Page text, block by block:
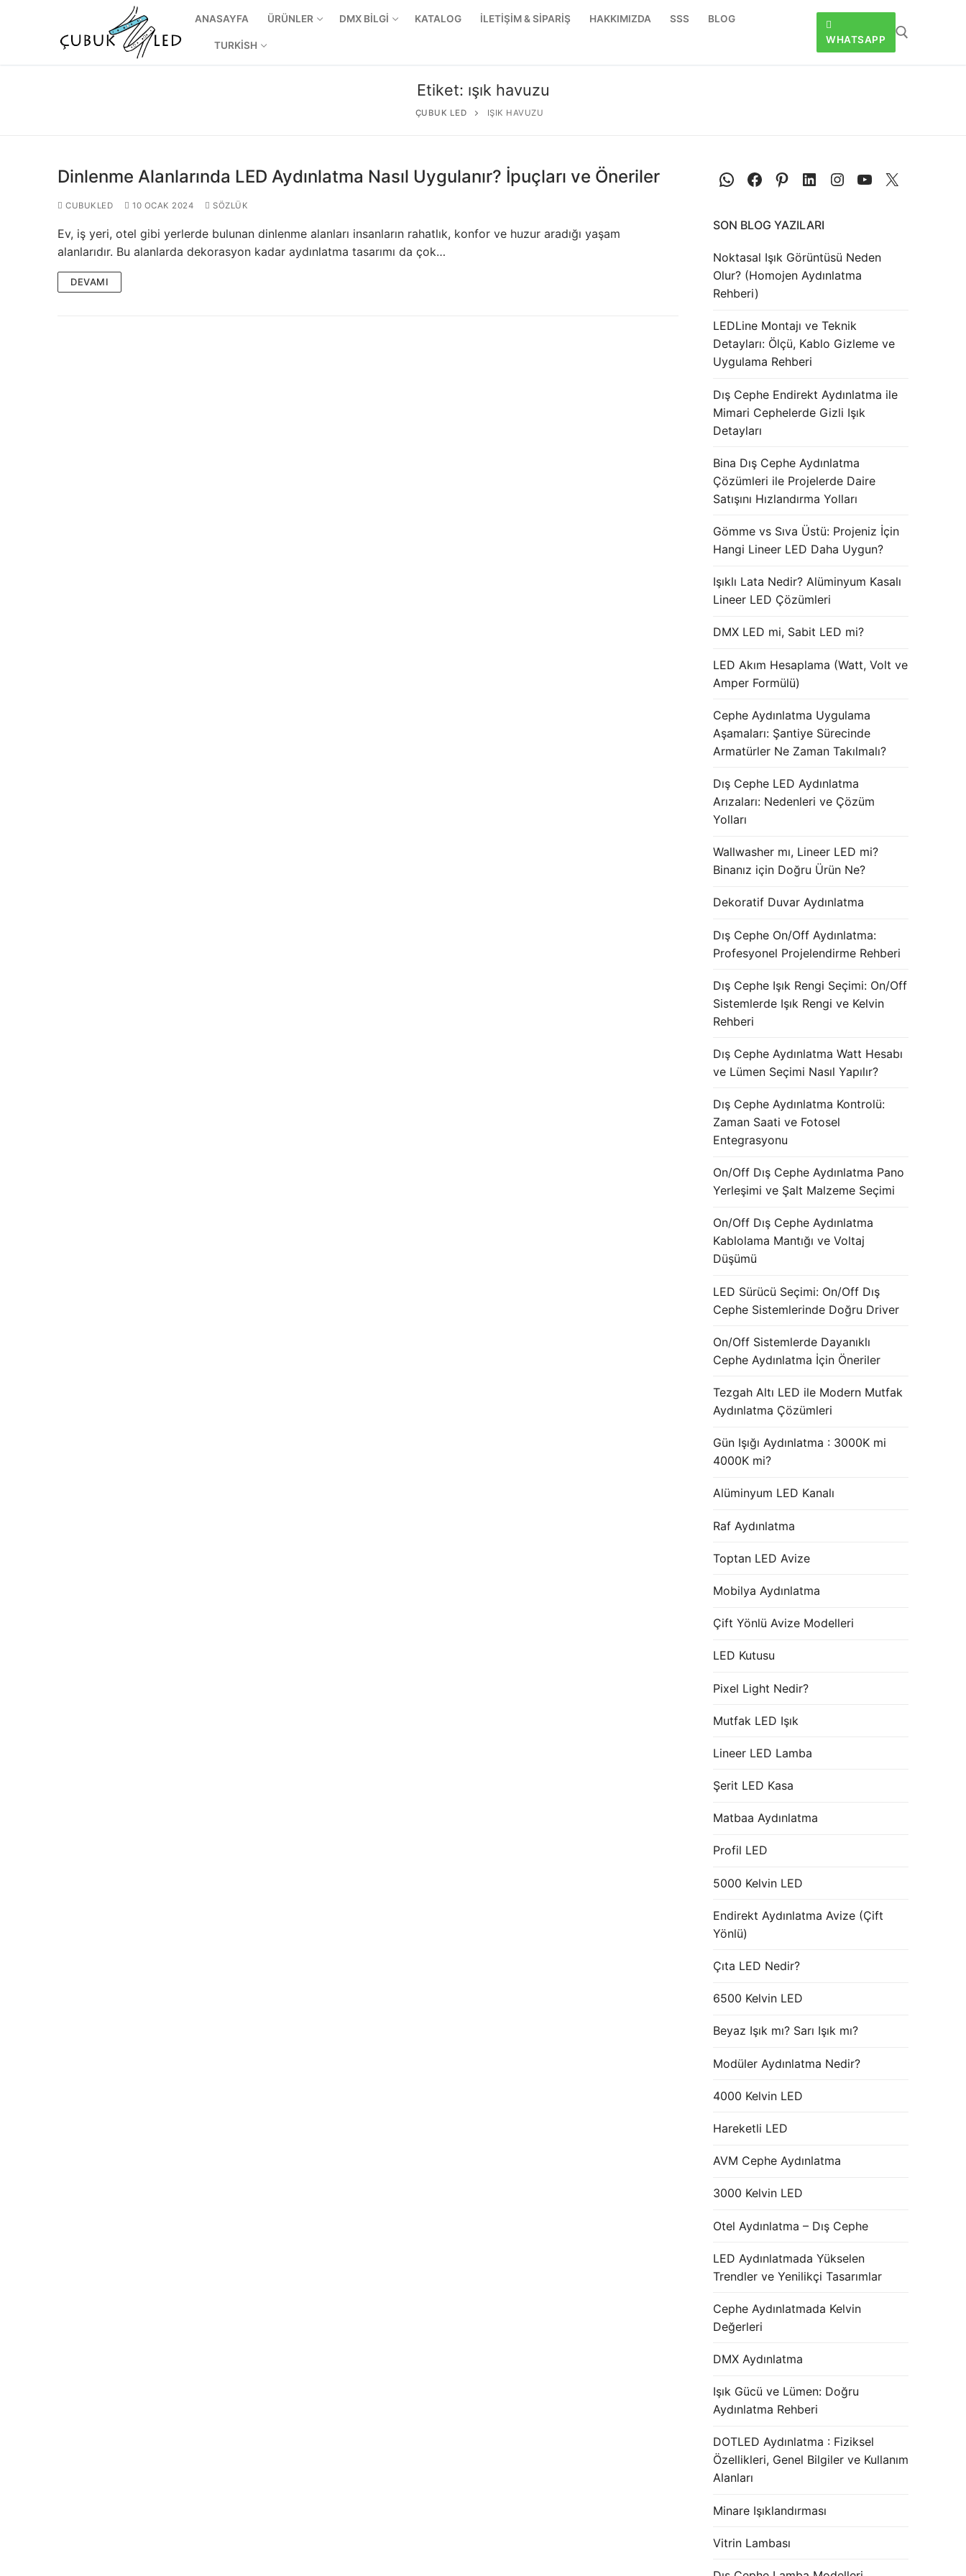
ANASAYFA ÜRÜNLER DMX BİLGİ KATALOG İLETİŞİM & SİPARİŞ HAKKIMIZDA SSS BLOG
TURKISH WHATSAPP
ANASAYFA
Etiket: ışık havuzu
ÇUBUK LED IŞIK HAVUZU
Dinlenme Alanlarında LED Aydınlatma Nasıl Uygulanır? İpuçları ve Öneriler
CUBUKLED 10 OCAK 2024 SÖZLÜK
Ev, iş yeri, otel gibi yerlerde bulunan dinlenme alanları insanların rahatlık, konfor ve huzur aradığı yaşam
alanlarıdır. Bu alanlarda dekorasyon kadar aydınlatma tasarımı da çok…
DEVAMI
SON BLOG YAZILARI
Noktasal Işık Görüntüsü Neden
Olur? (Homojen Aydınlatma
Rehberi)
LEDLine Montajı ve Teknik
Detayları: Ölçü, Kablo Gizleme ve
Uygulama Rehberi
Dış Cephe Endirekt Aydınlatma ile
Mimari Cephelerde Gizli Işık
Detayları
Bina Dış Cephe Aydınlatma
Çözümleri ile Projelerde Daire
Satışını Hızlandırma Yolları
Gömme vs Sıva Üstü: Projeniz İçin
Hangi Lineer LED Daha Uygun?
Işıklı Lata Nedir? Alüminyum Kasalı
Lineer LED Çözümleri
DMX LED mi, Sabit LED mi?
LED Akım Hesaplama (Watt, Volt ve
Amper Formülü)
Cephe Aydınlatma Uygulama
Aşamaları: Şantiye Sürecinde
Armatürler Ne Zaman Takılmalı?
Dış Cephe LED Aydınlatma
Arızaları: Nedenleri ve Çözüm
Yolları
Wallwasher mı, Lineer LED mi?
Binanız için Doğru Ürün Ne?
Dekoratif Duvar Aydınlatma
Dış Cephe On/Off Aydınlatma:
Profesyonel Projelendirme Rehberi
Dış Cephe Işık Rengi Seçimi: On/Off
Sistemlerde Işık Rengi ve Kelvin
Rehberi
Dış Cephe Aydınlatma Watt Hesabı
ve Lümen Seçimi Nasıl Yapılır?
Dış Cephe Aydınlatma Kontrolü:
Zaman Saati ve Fotosel
Entegrasyonu
On/Off Dış Cephe Aydınlatma Pano
Yerleşimi ve Şalt Malzeme Seçimi
On/Off Dış Cephe Aydınlatma
Kablolama Mantığı ve Voltaj
Düşümü
LED Sürücü Seçimi: On/Off Dış
Cephe Sistemlerinde Doğru Driver
On/Off Sistemlerde Dayanıklı
Cephe Aydınlatma İçin Öneriler
Tezgah Altı LED ile Modern Mutfak
Aydınlatma Çözümleri
Gün Işığı Aydınlatma : 3000K mi
4000K mi?
Alüminyum LED Kanalı
Raf Aydınlatma
Toptan LED Avize
Mobilya Aydınlatma
Çift Yönlü Avize Modelleri
LED Kutusu
Pixel Light Nedir?
Mutfak LED Işık
Lineer LED Lamba
Şerit LED Kasa
Matbaa Aydınlatma
Profil LED
5000 Kelvin LED
Endirekt Aydınlatma Avize (Çift
Yönlü)
Çıta LED Nedir?
6500 Kelvin LED
Beyaz Işık mı? Sarı Işık mı?
Modüler Aydınlatma Nedir?
4000 Kelvin LED
Hareketli LED
AVM Cephe Aydınlatma
3000 Kelvin LED
Otel Aydınlatma – Dış Cephe
LED Aydınlatmada Yükselen
Trendler ve Yenilikçi Tasarımlar
Cephe Aydınlatmada Kelvin
Değerleri
DMX Aydınlatma
Işık Gücü ve Lümen: Doğru
Aydınlatma Rehberi
DOTLED Aydınlatma : Fiziksel
Özellikleri, Genel Bilgiler ve Kullanım
Alanları
Minare Işıklandırması
Vitrin Lambası